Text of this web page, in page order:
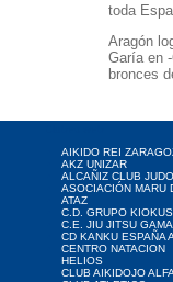
toda
Aragón
Garía en
bronces
AIKIDO REI
AKZ UNIZAR
ALCAÑIZ CLUB JUDO
ASOCIACIÓN MARU
ATAZ
C.D. GRUPO
C.E. JIU JITSU
CD KANKU ESPAÑA
CENTRO NATACION
HELIOS
CLUB AIKIDOJO